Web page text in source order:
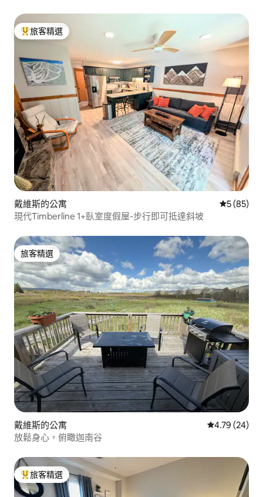
旅客精選榜首
旅客精選
戴維斯的公寓 從 85 則評
5 (85)
現代Timberline 1+臥室度假屋-步行即可抵達斜坡
旅客精選
旅客精選
戴維斯的公寓 從 24 則評價
4.79 (24)
放鬆身心，俯瞰迦南谷
旅客精選榜首
旅客精選